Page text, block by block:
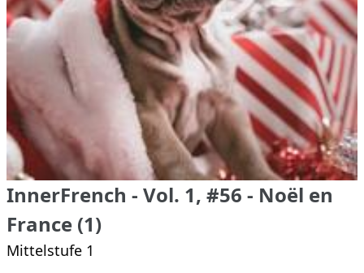
InnerFrench - Vol. 1, #56 - Noël en
France (1)
Mittelstufe 1